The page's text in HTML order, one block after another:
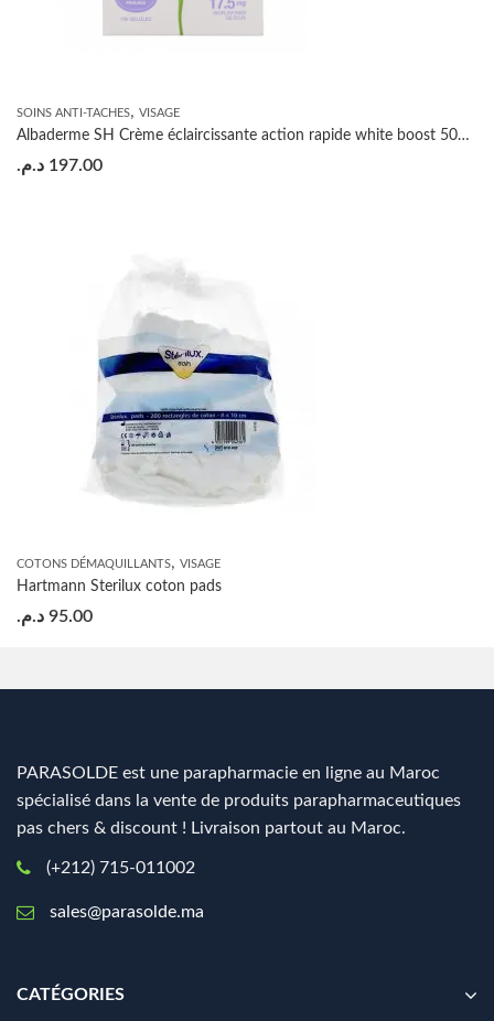
SOINS ANTI-TACHES, VISAGE
Albaderme SH Crème éclaircissante action rapide white boost 50ml (avec hydroquinone)
197.00 د.م.
COTONS DÉMAQUILLANTS, VISAGE
Hartmann Sterilux coton pads
95.00 د.م.
PARASOLDE est une parapharmacie en ligne au Maroc
spécialisé dans la vente de produits parapharmaceutiques
pas chers & discount ! Livraison partout au Maroc.
(+212) 715-011002
sales@parasolde.ma
CATÉGORIES